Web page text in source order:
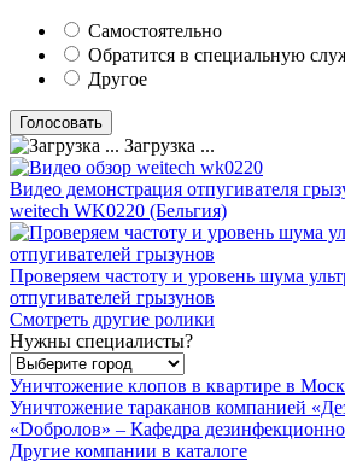
Самостоятельно
Обратится в специальную
Другое
Загрузка ...
Видео демонстрация отпугивателя
weitech WK0220 (Бельгия)
Проверяем частоту и уровень шума
отпугивателей грызунов
Смотреть другие ролики
Нужны специалисты?
Уничтожение клопов в квартире в
Уничтожение тараканов компанией
«Dобролов» – Кафедра
Другие компании в каталоге